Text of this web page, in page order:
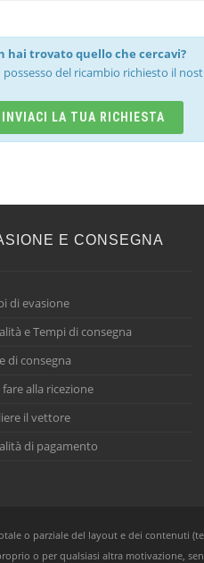
hai trovato quello che cercavi?
del ricambio richiesto il
INVIACI LA TUA RICHIESTA
E CONSEGNA
di evasione
e Tempi di consegna
di consegna
fare alla ricezione
il vettore
di pagamento
o parziale del layout e dei
o per qualsiasi altra motivazione,